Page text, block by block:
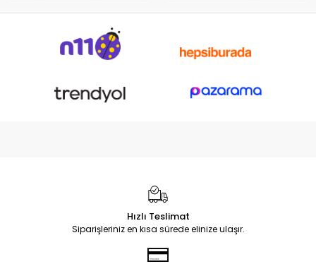
Hızlı Teslimat
Siparişleriniz en kısa sürede elinize ulaşır.